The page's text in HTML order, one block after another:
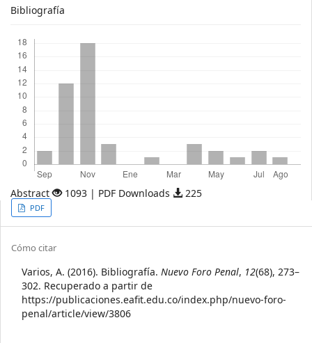
Bibliografía
Abstract 1093 | PDF Downloads 225
Article
Sidebar
PDF
Article
Details
Cómo citar
Varios, A. (2016). Bibliografía. Nuevo Foro Penal, 12(68), 273–
302. Recuperado a partir de
https://publicaciones.eafit.edu.co/index.php/nuevo-foro-
penal/article/view/3806